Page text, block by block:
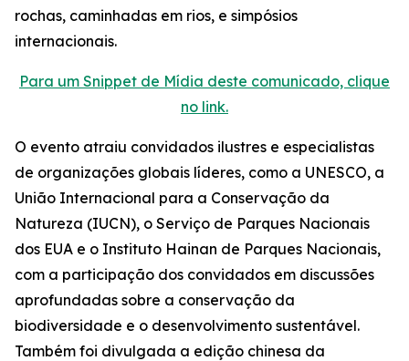
rochas, caminhadas em rios, e simpósios
internacionais.
Para um Snippet de Mídia deste comunicado, clique
no link.
O evento atraiu convidados ilustres e especialistas
de organizações globais líderes, como a UNESCO, a
União Internacional para a Conservação da
Natureza (IUCN), o Serviço de Parques Nacionais
dos EUA e o Instituto Hainan de Parques Nacionais,
com a participação dos convidados em discussões
aprofundadas sobre a conservação da
biodiversidade e o desenvolvimento sustentável.
Também foi divulgada a edição chinesa da